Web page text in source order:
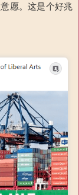
愿。这是个好兆